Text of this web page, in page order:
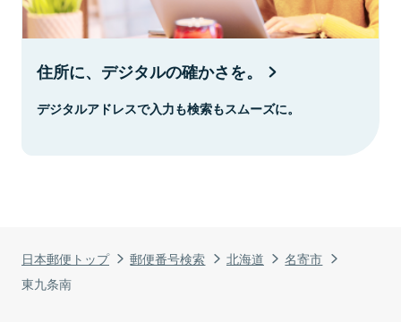
日本郵便トップ 郵便番号検索 北海道
名寄市
東九条南
住所に、デジタルの確かさを。
デジタルアドレスで入力も検索もスムーズに。